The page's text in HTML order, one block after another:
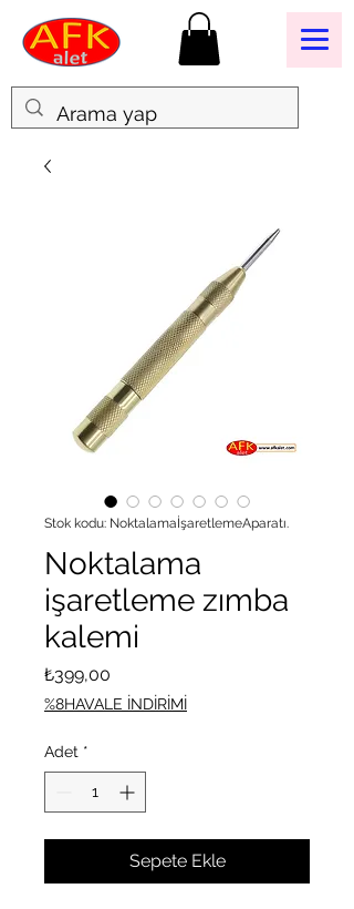
Stok kodu: NoktalamaİşaretlemeAparatı.
Noktalama
işaretleme zımba
kalemi
₺399,00
%8HAVALE İNDİRİMİ
Adet *
Sepete Ekle